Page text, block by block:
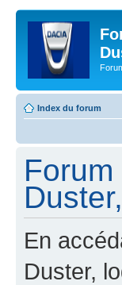
Index du forum
En
Duster,